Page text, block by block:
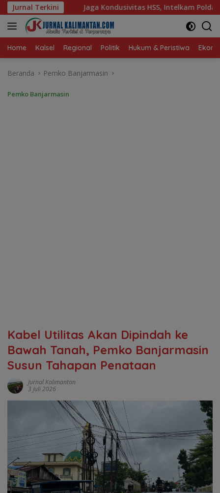
Langsung
ke
konten
Jurnal TerkiniHSS, Intelkam Polda Kalsel Dorong Persatuan dan
Home Kalsel Regional Politik Hukum & Peristiwa
Beranda Pemko Banjarmasin
Pemko Banjarmasin
Kabel Utilitas Akan Dipindah ke
Bawah Tanah, Pemko Banjarmasin
Susun Tahapan Penataan
Jurnal Kalimantan
3 Juli 2026